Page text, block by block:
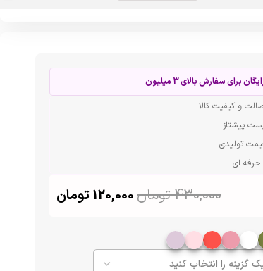
برای سفارش بالای 3 میلیون
و کیفیت کالا
پیشتاز
تولیدی
حرفه ای
430,000 تومان120,000تومان